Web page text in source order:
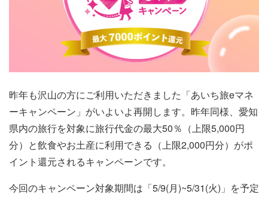
昨年も沢山の方にご利用いただきました「あいち旅eマネ
ーキャンペーン」がいよいよ再開します。昨年同様、愛知
県内の旅行を対象に旅行代金の最大50％（上限5,000円
分）と飲食やお土産に利用できる（上限2,000円分）がポ
イント還元されるキャンペーンです。
今回のキャンペーン対象期間は「5/9(月)~5/31(火)」を予定